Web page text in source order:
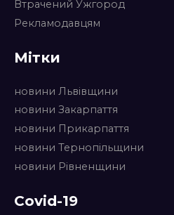
Втрачений Ужгород
Рекламодавцям
Мітки
новини Львівщини
новини Закарпаття
новини Прикарпаття
новини Тернопільщини
новини Рівненщини
Covid-19